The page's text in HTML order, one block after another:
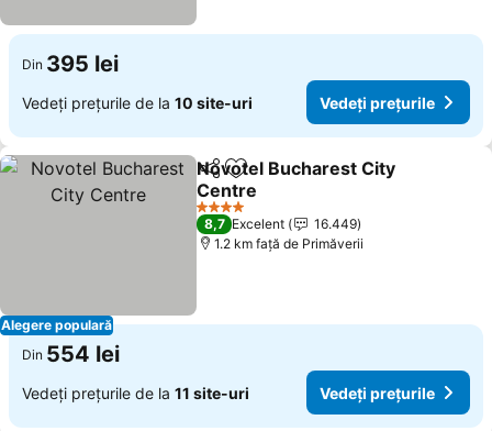
Din 395 lei
Vedeți prețurile de la 10 site-uri Vedeți prețurile
Alegere populară
DistribuițiAdăugaţi la favorite
Novotel Bucharest City
Centre
4 Stele
8,7 Excelent
16.449
1.2 km faţă de Primăverii
Din 554 lei
Vedeți prețurile de la 11 site-uri Vedeți prețurile